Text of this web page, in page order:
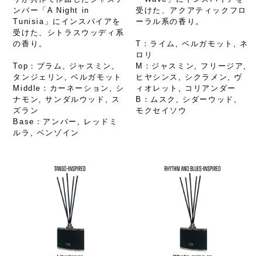
ンバー「A Night in
Tunisia」にインスパイアを
受けた、シトラスウッディ系
の香り。
Top：プラム, ジャスミン,
タンジェリン, ベルガモット
Middle：カーネーション, シ
ナモン, サンダルウッド, ス
ズラン
Base：アンバー, レッドミ
ルラ, ベンゾイン
受けた、アクアティックフロ
ーラル系の香り。
T：ライム, ベルガモット, ネ
ロリ
M：ジャスミン, フリージア,
ヒヤシンス, シクラメン, ヴ
ィオレット, コリアンダー
B：ムスク, シダーウッド,
モクセイソウ